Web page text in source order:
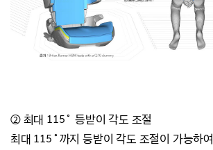
② 최대 115˚ 등받이 각도 조절
최대 115˚까지 등받이 각도 조절이 가능하여